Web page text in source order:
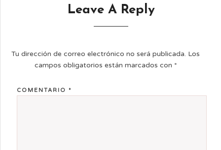
Leave A Reply
Tu dirección de correo electrónico no será publicada. Los
campos obligatorios están marcados con *
COMENTARIO *